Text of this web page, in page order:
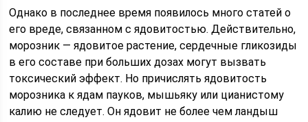
Однако в последнее время появилось много статей о
его вреде, связанном с ядовитостью. Действительно,
морозник — ядовитое растение, сердечные гликозиды
в его составе при больших дозах могут вызвать
токсический эффект. Но причислять ядовитость
морозника к ядам пауков, мышьяку или цианистому
калию не следует. Он ядовит не более чем ландыш